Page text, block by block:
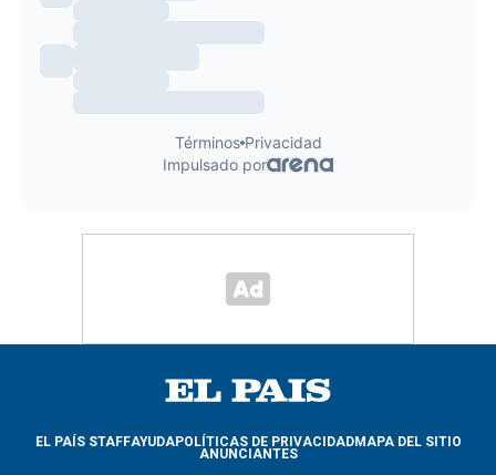
EL PAÍS STAFFAYUDAPOLÍTICAS DE PRIVACIDADMAPA DEL SITIO
ANUNCIANTES